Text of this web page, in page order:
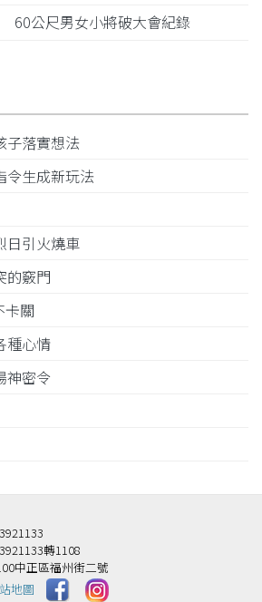
60公尺男女小將破大會紀錄
子落實想法
生成新玩法
日引火燒車
的竅門
卡關
種心情
神密令
轉1108
中正區福州街二號
地圖